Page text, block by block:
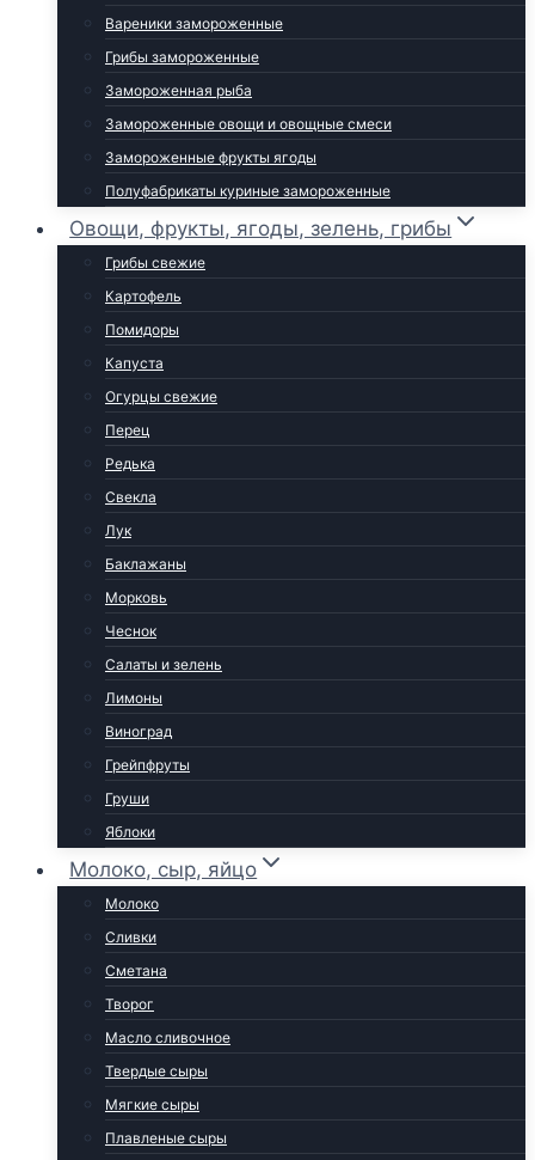
Вареники замороженные
Грибы замороженные
Замороженная рыба
Замороженные овощи и овощные смеси
Замороженные фрукты ягоды
Полуфабрикаты куриные замороженные
Овощи, фрукты, ягоды, зелень, грибы
Грибы свежие
Картофель
Помидоры
Капуста
Огурцы свежие
Перец
Редька
Свекла
Лук
Баклажаны
Морковь
Чеснок
Салаты и зелень
Лимоны
Виноград
Грейпфруты
Груши
Яблоки
Молоко, сыр, яйцо
Молоко
Сливки
Сметана
Творог
Масло сливочное
Твердые сыры
Мягкие сыры
Плавленые сыры